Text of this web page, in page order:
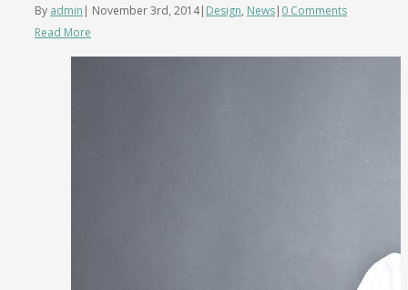
By admin | November 3rd, 2014| Design, News| 0 Comments
Read More